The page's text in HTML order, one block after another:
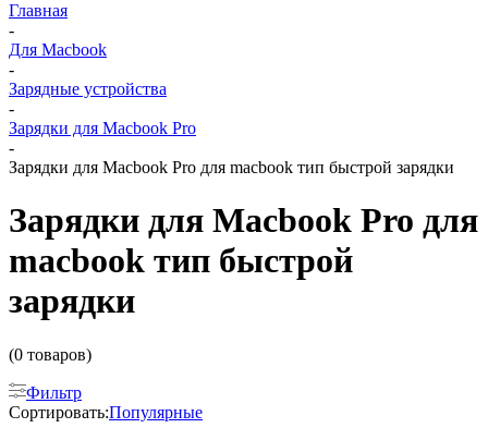
Главная
-
Для Macbook
-
Зарядные устройства
-
Зарядки для Macbook Pro
-
Зарядки для Macbook Pro для macbook тип быстрой зарядки
Зарядки для Macbook Pro для
macbook тип быстрой
зарядки
(0 товаров)
Фильтр
Сортировать:Популярные